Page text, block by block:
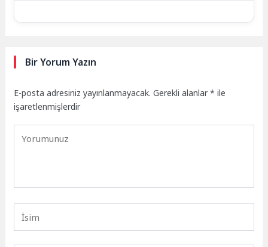
Bir Yorum Yazın
E-posta adresiniz yayınlanmayacak. Gerekli alanlar* ile
işaretlenmişlerdir